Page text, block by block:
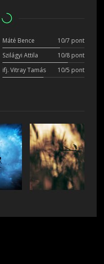
Máté Bence
10/7 pont
Szilágyi Attila
10/8 pont
ifj. Vitray Tamás
10/5 pont